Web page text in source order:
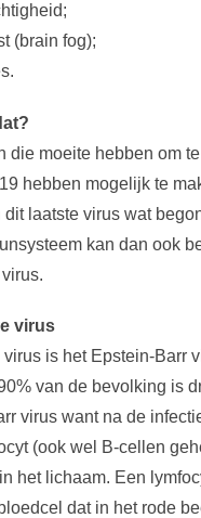
(brain fog);
die moeite hebben om
hebben mogelijk te
laatste virus wat
kan dan ook
virus
virus is het Epstein-Barr
van de bevolking is
virus want na de
(ook wel B-cellen
het lichaam. Een
dat in het rode